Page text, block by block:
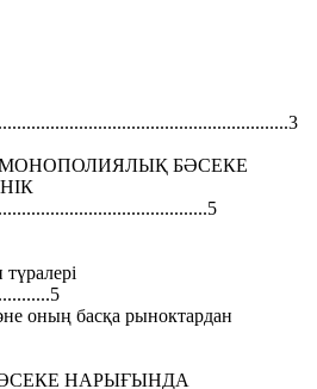
БӘСЕКЕ
оның басқа рыноктардан
НАРЫҒЫНДА